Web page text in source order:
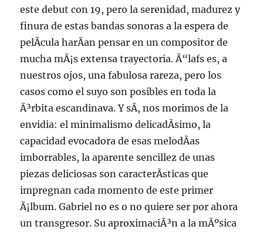
este debut con 19, pero la serenidad, madurez y
finura de estas bandas sonoras a la espera de
pelÃ­cula harÃ­an pensar en un compositor de
mucha mÃ¡s extensa trayectoria. Ã“lafs es, a
nuestros ojos, una fabulosa rareza, pero los
casos como el suyo son posibles en toda la
Ã³rbita escandinava. Y sÃ­, nos morimos de la
envidia: el minimalismo delicadÃ­simo, la
capacidad evocadora de esas melodÃ­as
imborrables, la aparente sencillez de unas
piezas deliciosas son caracterÃ­sticas que
impregnan cada momento de este primer
Ã¡lbum. Gabriel no es o no quiere ser por ahora
un transgresor. Su aproximaciÃ³n a la mÃºsica